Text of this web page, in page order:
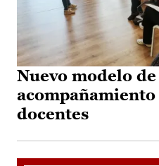
Nuevo modelo
docentes